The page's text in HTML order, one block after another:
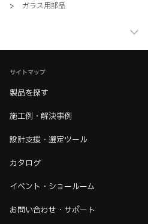
>
ガラス用部品
その他製品・ベアリング・アルミフレ
> 全て（その他製品・ベアリング）
家具金物・建築金物
家具金物・建築金物
> その他（格納ベッド・装飾パネル・ベ
ホーム
> 業界へのご提案
ホーム
>
鉄道・新幹線・駅舎
> 黒シリーズ金物 > 丁番・ヒンジ・
サイトマップ
製品を探す
施工例・解決事例
設計支援・選定ツール
カタログ
イベント・ショールーム
お問い合わせ・サポート